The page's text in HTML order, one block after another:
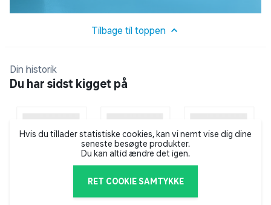
Tilbage til toppen
Din historik
Du har sidst kigget på
Hvis du tillader statistiske cookies, kan vi nemt vise dig dine
seneste besøgte produkter.
Du kan altid ændre det igen.
RET COOKIE SAMTYKKE